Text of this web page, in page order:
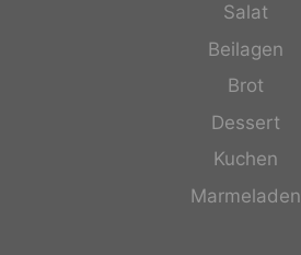
Salat
Beilagen
Brot
Dessert
Kuchen
Marmeladen